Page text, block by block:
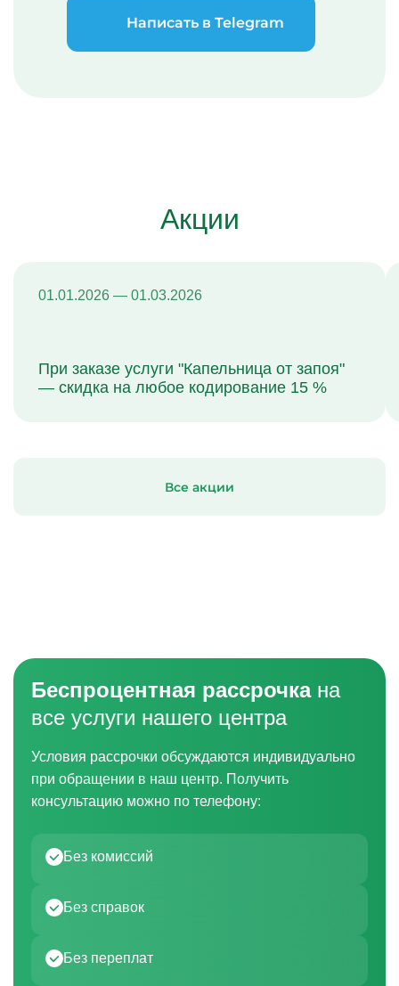
Написать в Telegram
Акции
01.01.2026 — 01.03.2026
При заказе услуги "Капельница от запоя"
— скидка на любое кодирование 15 %
Все акции
Беспроцентная рассрочкана
все услуги нашего центра
Условия рассрочки обсуждаются индивидуально
при обращении в наш центр. Получить
консультацию можно по телефону:
Без комиссий
Без справок
Без переплат